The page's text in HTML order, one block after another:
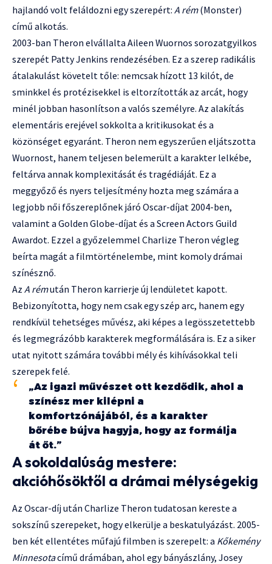
hajlandó volt feláldozni egy szerepért: A rém(Monster)
című alkotás.
2003-ban Theron elvállalta Aileen Wuornos sorozatgyilkos
szerepét Patty Jenkins rendezésében. Ez a szerep radikális
átalakulást követelt tőle: nemcsak hízott 13 kilót, de
sminkkel és protézisekkel is eltorzították az arcát, hogy
minél jobban hasonlítson a valós személyre. Az alakítás
elementáris erejével sokkolta a kritikusokat és a
közönséget egyaránt. Theron nem egyszerűen eljátszotta
Wuornost, hanem teljesen belemerült a karakter lelkébe,
feltárva annak komplexitását és tragédiáját. Ez a
meggyőző és nyers teljesítmény hozta meg számára a
legjobb női főszereplőnek járó Oscar-díjat 2004-ben,
valamint a Golden Globe-díjat és a Screen Actors Guild
Awardot. Ezzel a győzelemmel Charlize Theron végleg
beírta magát a filmtörténelembe, mint komoly drámai
színésznő.
Az A rémután Theron karrierje új lendületet kapott.
Bebizonyította, hogy nem csak egy szép arc, hanem egy
rendkívül tehetséges művész, aki képes a legösszetettebb
és legmegrázóbb karakterek megformálására is. Ez a siker
utat nyitott számára további mély és kihívásokkal teli
szerepek felé.
„Az igazi művészet ott kezdődik, ahol a
színész mer kilépni a
komfortzónájából, és a karakter
bőrébe bújva hagyja, hogy az formálja
át őt.”
A sokoldalúság mestere:
akcióhősöktől a drámai mélységekig
Az Oscar-díj után Charlize Theron tudatosan kereste a
sokszínű szerepeket, hogy elkerülje a beskatulyázást. 2005-
ben két ellentétes műfajú filmben is szerepelt: a Kőkemény
Minnesotacímű drámában, ahol egy bányászlány, Josey